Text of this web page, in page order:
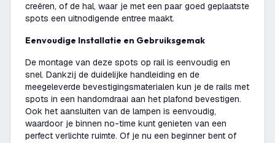
creëren, of de hal, waar je met een paar goed geplaatste
spots een uitnodigende entree maakt.
Eenvoudige Installatie en Gebruiksgemak
De montage van deze spots op rail is eenvoudig en
snel. Dankzij de duidelijke handleiding en de
meegeleverde bevestigingsmaterialen kun je de rails met
spots in een handomdraai aan het plafond bevestigen.
Ook het aansluiten van de lampen is eenvoudig,
waardoor je binnen no-time kunt genieten van een
perfect verlichte ruimte. Of je nu een beginner bent of